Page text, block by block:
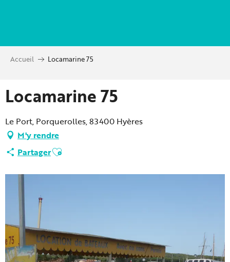
principal
Accueil Locamarine 75
Locamarine 75
Le Port, Porquerolles, 83400 Hyères
M'y rendre
PartagerAjouter aux favoris